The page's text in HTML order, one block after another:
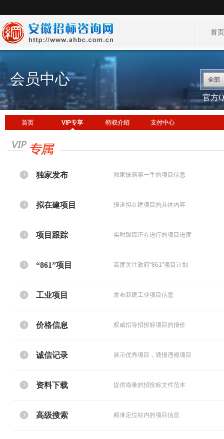
首
会员中心 全部
官方
首页 VIP专享 特权介绍 支付中心
独家发布 独家披露第一手的项目信息
拟在建项目 报道拟在建项目的具体内容
项目跟踪 实时跟踪正在进行的项目进度
“861”项目 高度关注政府“861”项目计划
工业项目 发布新建工业项目信息
价格信息 权威指导招投标项目的报价
诚信记录 展示优秀项目，通报违规项目
资料下载 提供海量的招投标文件范本
高级搜索 精准定位站内的项目信息